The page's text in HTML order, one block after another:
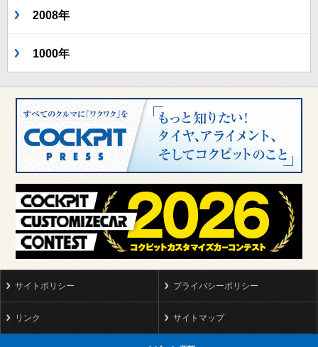
2008年
1000年
サイトポリシー プライバシーポリシー
リンク サイトマップ